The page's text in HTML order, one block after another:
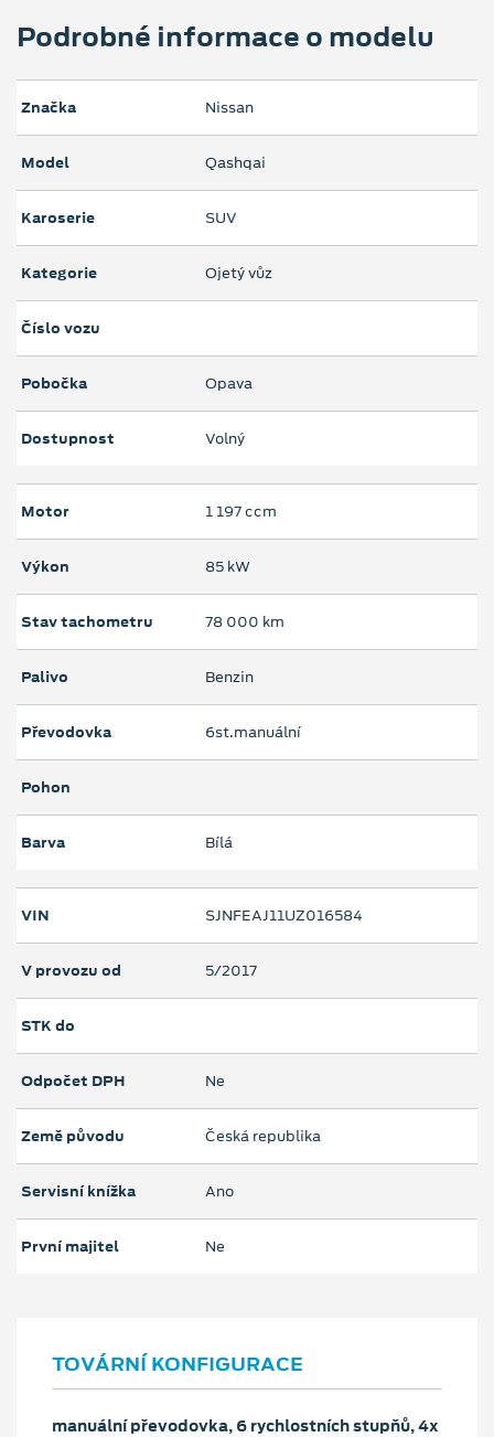
Podrobné informace o modelu
Značka Nissan
Model Qashqai
Karoserie SUV
Kategorie Ojetý vůz
Číslo vozu
Pobočka Opava
Dostupnost Volný
Motor 1 197 ccm
Výkon 85 kW
Stav tachometru 78 000 km
Palivo Benzin
Převodovka 6st.manuální
Pohon
Barva Bílá
VIN SJNFEAJ11UZ016584
V provozu od 5/2017
STK do
Odpočet DPH Ne
Země původu Česká republika
Servisní knížka Ano
První majitel Ne
TOVÁRNÍ KONFIGURACE
manuální převodovka, 6 rychlostních stupňů, 4x